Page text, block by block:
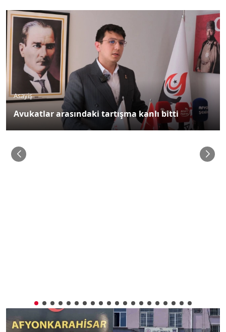
Asayiş
Avukatlar arasındaki tartışma kanlı bitti